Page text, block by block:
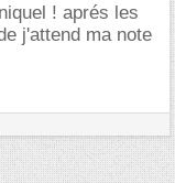
! aprés les
j'attend ma note